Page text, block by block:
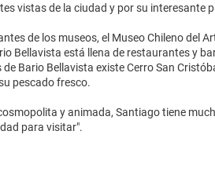
vistas de la ciudad y por su interesante
de los museos, el Museo Chileno del
Bellavista está llena de restaurantes y
de Bario Bellavista existe Cerro San
pescado fresco.
y animada, Santiago tiene